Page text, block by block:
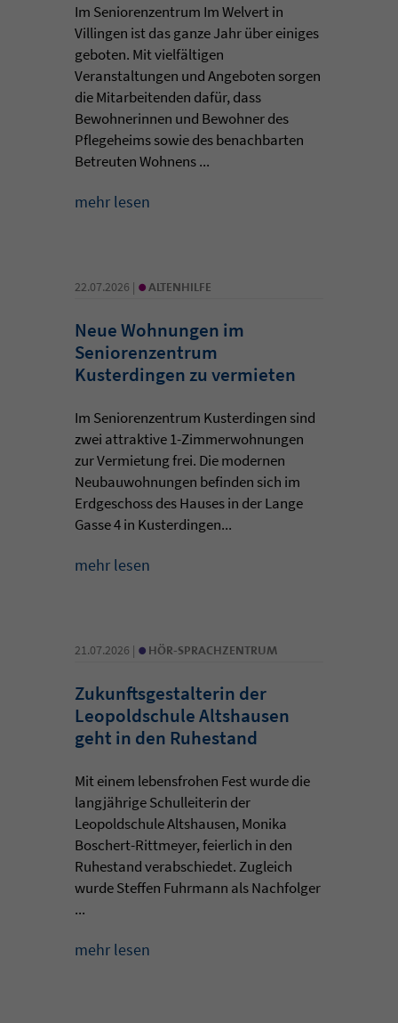
Im Seniorenzentrum Im Welvert in
Villingen ist das ganze Jahr über einiges
geboten. Mit vielfältigen
Veranstaltungen und Angeboten sorgen
die Mitarbeitenden dafür, dass
Bewohnerinnen und Bewohner des
Pflegeheims sowie des benachbarten
Betreuten Wohnens ...
mehr lesen
22.07.2026 | • ALTENHILFE
Neue Wohnungen im
Seniorenzentrum
Kusterdingen zu vermieten
Im Seniorenzentrum Kusterdingen sind
zwei attraktive 1-Zimmerwohnungen
zur Vermietung frei. Die modernen
Neubauwohnungen befinden sich im
Erdgeschoss des Hauses in der Lange
Gasse 4 in Kusterdingen...
mehr lesen
21.07.2026 | • HÖR-SPRACHZENTRUM
Zukunftsgestalterin der
Leopoldschule Altshausen
geht in den Ruhestand
Mit einem lebensfrohen Fest wurde die
langjährige Schulleiterin der
Leopoldschule Altshausen, Monika
Boschert-Rittmeyer, feierlich in den
Ruhestand verabschiedet. Zugleich
wurde Steffen Fuhrmann als Nachfolger
...
mehr lesen